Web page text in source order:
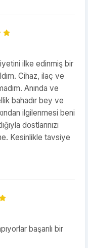
ilke edinmiş bir
Cihaz, ilaç ve
Anında ve
bahadır bey ve
ilgilenmesi beni
dostlarınızı
Kesinlikle tavsiye
başarılı bir